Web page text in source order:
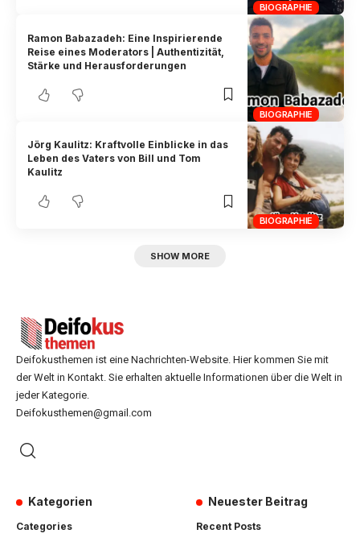
BIOGRAPHIE
BIOGRAPHIE
Ramon Babazadeh: Eine Inspirierende
Reise eines Moderators | Authentizität,
Stärke und Herausforderungen
BIOGRAPHIE
Jörg Kaulitz: Kraftvolle Einblicke in das
Leben des Vaters von Bill und Tom
Kaulitz
SHOW MORE
Deifokusthemen ist eine Nachrichten-Website. Hier kommen Sie mit
der Welt in Kontakt. Sie erhalten aktuelle Informationen über die Welt in
jeder Kategorie.
Deifokusthemen@gmail.com
Kategorien
Categories
Neuester Beitrag
Recent Posts